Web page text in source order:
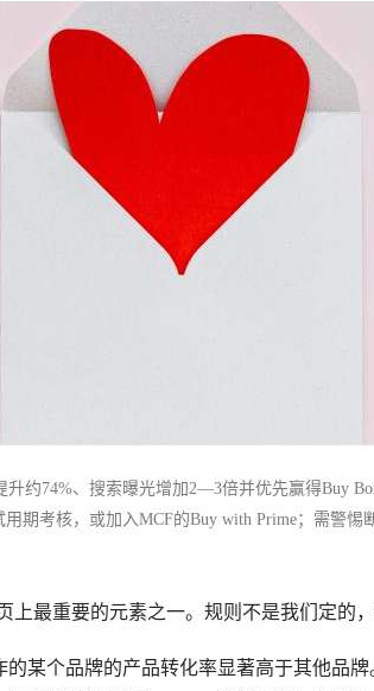
升约74%、搜索曝光增加2—3倍并优先赢得Buy
期考核，或加入MCF的Buy with Prime；需警
Climate Pledge Friendly认证获额外流量倾斜。
上最重要的元素之一。规则不是我们定的
某个品牌的产品转化率显著高于其他品牌